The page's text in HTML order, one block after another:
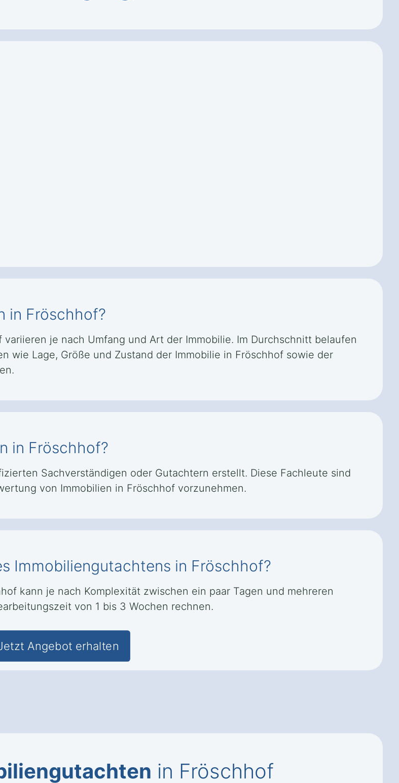
in Fröschhof?
je nach Umfang und Art der Immobilie. Im Durchschnitt belaufen
wie Lage, Größe und Zustand der Immobilie in Fröschhof sowie der
in Fröschhof?
Sachverständigen oder Gutachtern erstellt. Diese Fachleute sind
von Immobilien in Fröschhof vorzunehmen.
Immobiliengutachtens in Fröschhof?
kann je nach Komplexität zwischen ein paar Tagen und mehreren
von 1 bis 3 Wochen rechnen.
Angebot erhalten
in Fröschhof